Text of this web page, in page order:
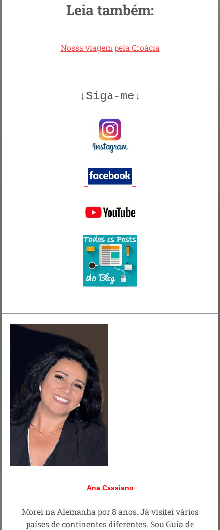
Leia também:
Nossa viagem pela Croácia
↓Siga-me↓
Ana Cassiano
Morei na Alemanha por 8 anos. Já visitei vários
países de continentes diferentes. Sou Guia de